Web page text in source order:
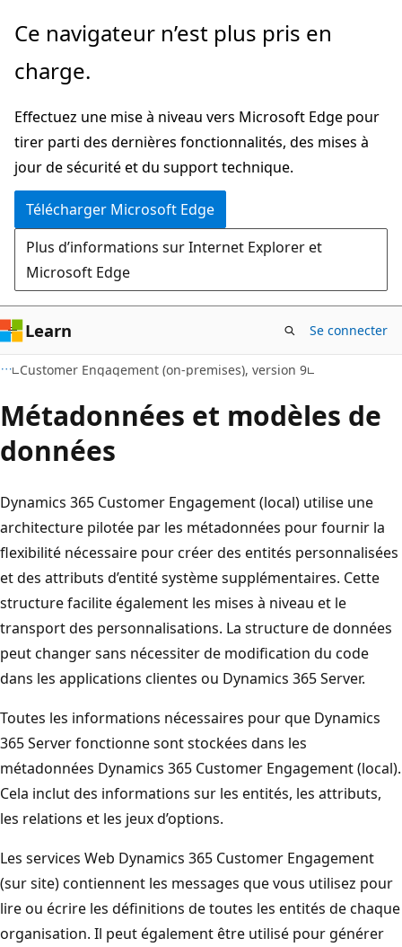
Passer
directement
au
principal
Ce navigateur n’est plus pris en
charge.
Effectuez une mise à niveau vers Microsoft Edge pour
tirer parti des dernières fonctionnalités, des mises à
jour de sécurité et du support technique.
Télécharger Microsoft Edge
Plus d’informations sur Internet Explorer et
Microsoft Edge
Learn Se connecter
Customer Engagement (on-premises), version 9
Métadonnées et modèles de
données
Dynamics 365 Customer Engagement (local) utilise une
architecture pilotée par les métadonnées pour fournir la
flexibilité nécessaire pour créer des entités personnalisées
et des attributs d’entité système supplémentaires. Cette
structure facilite également les mises à niveau et le
transport des personnalisations. La structure de données
peut changer sans nécessiter de modification du code
dans les applications clientes ou Dynamics 365 Server.
Toutes les informations nécessaires pour que Dynamics
365 Server fonctionne sont stockées dans les
métadonnées Dynamics 365 Customer Engagement (local).
Cela inclut des informations sur les entités, les attributs,
les relations et les jeux d’options.
Les services Web Dynamics 365 Customer Engagement
(sur site) contiennent les messages que vous utilisez pour
lire ou écrire les définitions de toutes les entités de chaque
organisation. Il peut également être utilisé pour générer